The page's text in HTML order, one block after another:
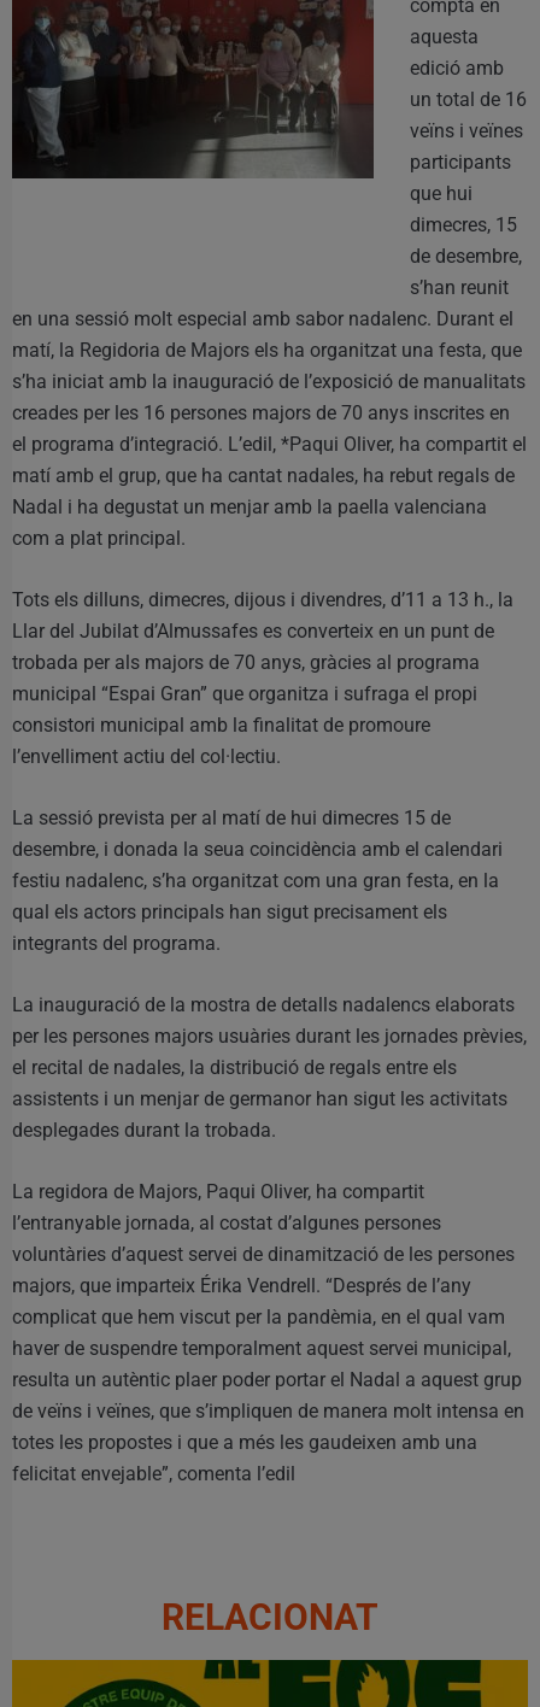
compta en
aquesta
edició amb
un total de 16
veïns i veïnes
participants
que hui
dimecres, 15
de desembre,
s’han reunit
en una sessió molt especial amb sabor nadalenc. Durant el
matí, la Regidoria de Majors els ha organitzat una festa, que
s’ha iniciat amb la inauguració de l’exposició de manualitats
creades per les 16 persones majors de 70 anys inscrites en
el programa d’integració. L’edil, *Paqui Oliver, ha compartit el
matí amb el grup, que ha cantat nadales, ha rebut regals de
Nadal i ha degustat un menjar amb la paella valenciana
com a plat principal.
Tots els dilluns, dimecres, dijous i divendres, d’11 a 13 h., la
Llar del Jubilat d’Almussafes es converteix en un punt de
trobada per als majors de 70 anys, gràcies al programa
municipal “Espai Gran” que organitza i sufraga el propi
consistori municipal amb la finalitat de promoure
l’envelliment actiu del col·lectiu.
La sessió prevista per al matí de hui dimecres 15 de
desembre, i donada la seua coincidència amb el calendari
festiu nadalenc, s’ha organitzat com una gran festa, en la
qual els actors principals han sigut precisament els
integrants del programa.
La inauguració de la mostra de detalls nadalencs elaborats
per les persones majors usuàries durant les jornades prèvies,
el recital de nadales, la distribució de regals entre els
assistents i un menjar de germanor han sigut les activitats
desplegades durant la trobada.
La regidora de Majors, Paqui Oliver, ha compartit
l’entranyable jornada, al costat d’algunes persones
voluntàries d’aquest servei de dinamització de les persones
majors, que imparteix Érika Vendrell. “Després de l’any
complicat que hem viscut per la pandèmia, en el qual vam
haver de suspendre temporalment aquest servei municipal,
resulta un autèntic plaer poder portar el Nadal a aquest grup
de veïns i veïnes, que s’impliquen de manera molt intensa en
totes les propostes i que a més les gaudeixen amb una
felicitat envejable”, comenta l’edil
RELACIONAT